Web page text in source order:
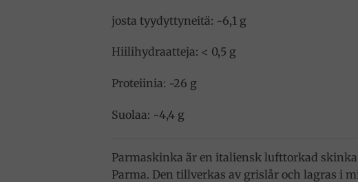
josta tyydyttyneitä: ~6,1 g
Hiilihydraatteja: < 0,5 g
Proteiinia: ~26 g
Suolaa: ~4,4 g
Parmaskinka är en italiensk lufttorkad
Parma. Den tillverkas av grislår och lagras i